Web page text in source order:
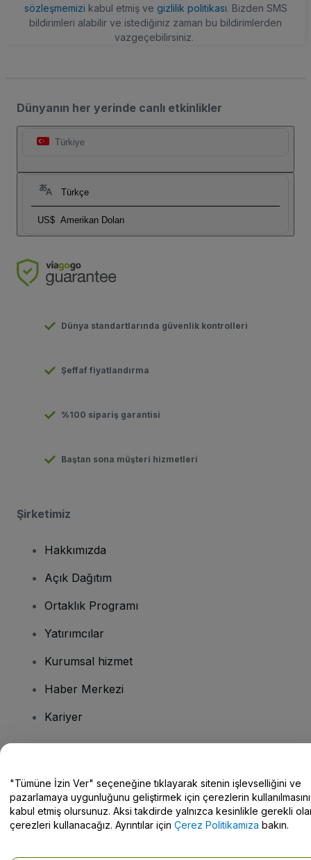
sözleşmemizi kabul etmiş ve gizlilik politikası. Bizden SMS
bildirimleri alabilir ve istediğiniz zaman bu bildirimlerden
vazgeçebilirsiniz.
Dünyanın her yerinde canlı etkinlikler
Türkiye
Türkçe
US$ Amerikan Doları
Dünya standartlarında güvenlik kontrolleri
Şeffaf fiyatlandırma
%100 sipariş garantisi
Baştan sona müşteri hizmetleri
Şirketimiz
Hakkımızda
Açık Dağıtım
Ortaklık Programı
Yatırımcılar
Kurumsal hizmet
Haber Merkezi
Kariyer
Yardım Merkezi / Bize Ulaşın
"Tümüne İzin Ver" seçeneğine tıklayarak sitenin işlevselliğini ve
pazarlamaya uygunluğunu geliştirmek için çerezlerin kullanılmasını
kabul etmiş olursunuz. Aksi takdirde yalnızca kesinlikle gerekli
çerezleri kullanacağız. Ayrıntılar için Çerez Politikamıza bakın.